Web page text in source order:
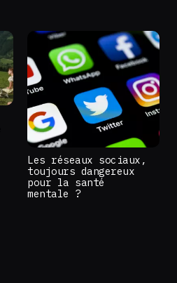
Les réseaux sociaux,
toujours dangereux
pour la santé
mentale ?